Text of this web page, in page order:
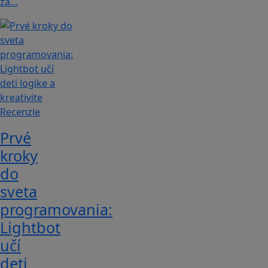
Recenzie
Prvé
kroky
do
sveta
programovania:
Lightbot
učí
deti